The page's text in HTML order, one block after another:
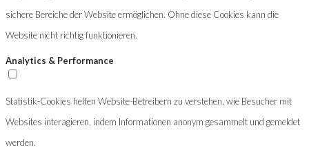
sichere Bereiche der Website ermöglichen. Ohne diese Cookies kann die
Website nicht richtig funktionieren.
Analytics & Performance
Statistik-Cookies helfen Website-Betreibern zu verstehen, wie Besucher mit
Websites interagieren, indem Informationen anonym gesammelt und gemeldet
werden.